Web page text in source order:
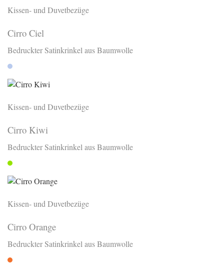
Kissen- und Duvetbezüge
Cirro Ciel
Bedruckter Satinkrinkel aus Baumwolle
Ciel
Kissen- und Duvetbezüge
Cirro Kiwi
Bedruckter Satinkrinkel aus Baumwolle
Kiwi
Kissen- und Duvetbezüge
Cirro Orange
Bedruckter Satinkrinkel aus Baumwolle
Orange